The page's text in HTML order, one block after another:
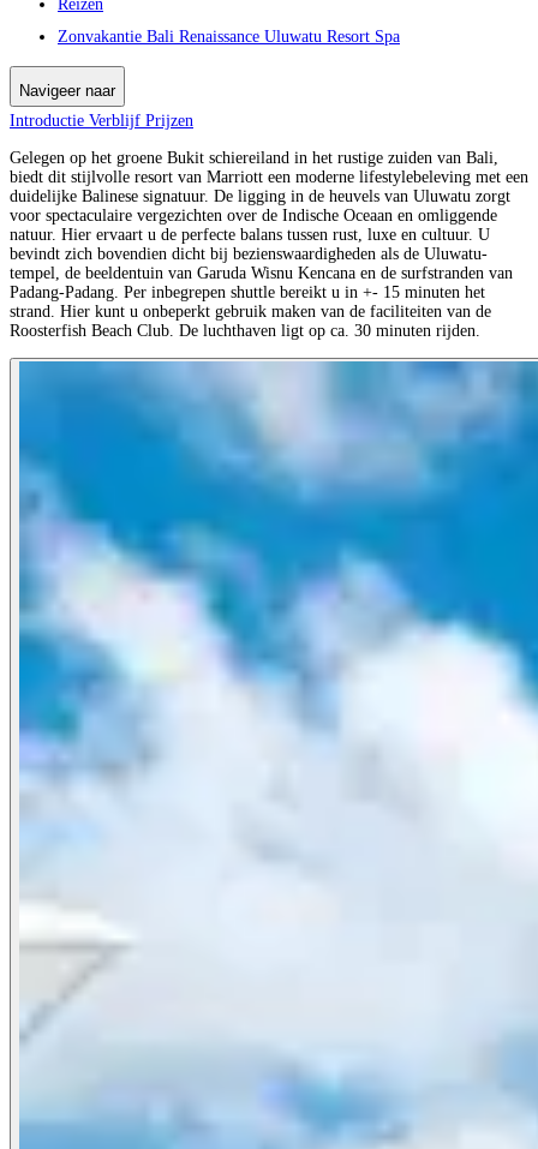
Reizen
Zonvakantie Bali Renaissance Uluwatu Resort Spa
Navigeer naar
Introductie Verblijf Prijzen
Gelegen op het groene Bukit schiereiland in het rustige zuiden van Bali,
biedt dit stijlvolle resort van Marriott een moderne lifestylebeleving met een
duidelijke Balinese signatuur. De ligging in de heuvels van Uluwatu zorgt
voor spectaculaire vergezichten over de Indische Oceaan en omliggende
natuur. Hier ervaart u de perfecte balans tussen rust, luxe en cultuur. U
bevindt zich bovendien dicht bij bezienswaardigheden als de Uluwatu-
tempel, de beeldentuin van Garuda Wisnu Kencana en de surfstranden van
Padang-Padang. Per inbegrepen shuttle bereikt u in +- 15 minuten het
strand. Hier kunt u onbeperkt gebruik maken van de faciliteiten van de
Roosterfish Beach Club. De luchthaven ligt op ca. 30 minuten rijden.